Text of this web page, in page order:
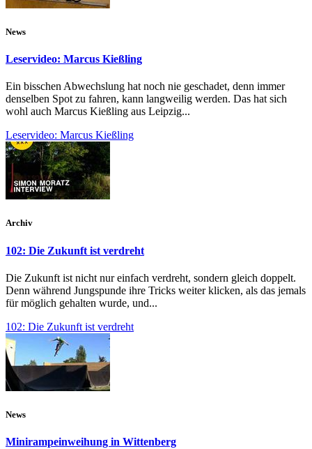
News
Leservideo: Marcus Kießling
Ein bisschen Abwechslung hat noch nie geschadet, denn immer
denselben Spot zu fahren, kann langweilig werden. Das hat sich
wohl auch Marcus Kießling aus Leipzig...
Leservideo: Marcus Kießling
Archiv
102: Die Zukunft ist verdreht
Die Zukunft ist nicht nur einfach verdreht, sondern gleich doppelt.
Denn während Jungspunde ihre Tricks weiter klicken, als das jemals
für möglich gehalten wurde, und...
102: Die Zukunft ist verdreht
News
Minirampeinweihung in Wittenberg